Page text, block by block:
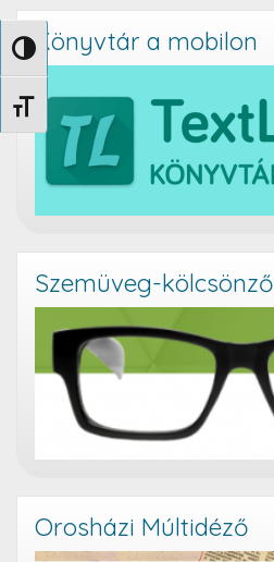
Nagy kontraszt váltása
Betűméret váltása
Könyvtár a mobilon
Szemüveg-kölcsönző
Orosházi Múltidéző